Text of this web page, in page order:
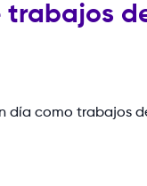
trabajos
día como trabajos